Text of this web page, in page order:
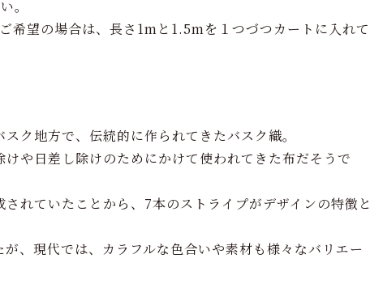
。
希望の場合は、長さ1mと1.5mを１つづつカートに入れて
ク地方で、伝統的に作られてきたバスク織。
や日差し除けのためにかけて使われてきた布だそうで
れていたことから、7本のストライプがデザインの特徴と
、現代では、カラフルな色合いや素材も様々なバリエー